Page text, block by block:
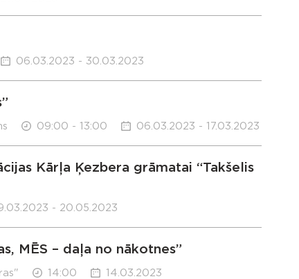
06.03.2023 - 30.03.2023
09:00 - 13:00 06.03.2023 - 17.03.2023
Kārļa Ķezbera grāmatai “Takšelis
- 20.05.2023
MĒS – daļa no nākotnes”
14:00 14.03.2023